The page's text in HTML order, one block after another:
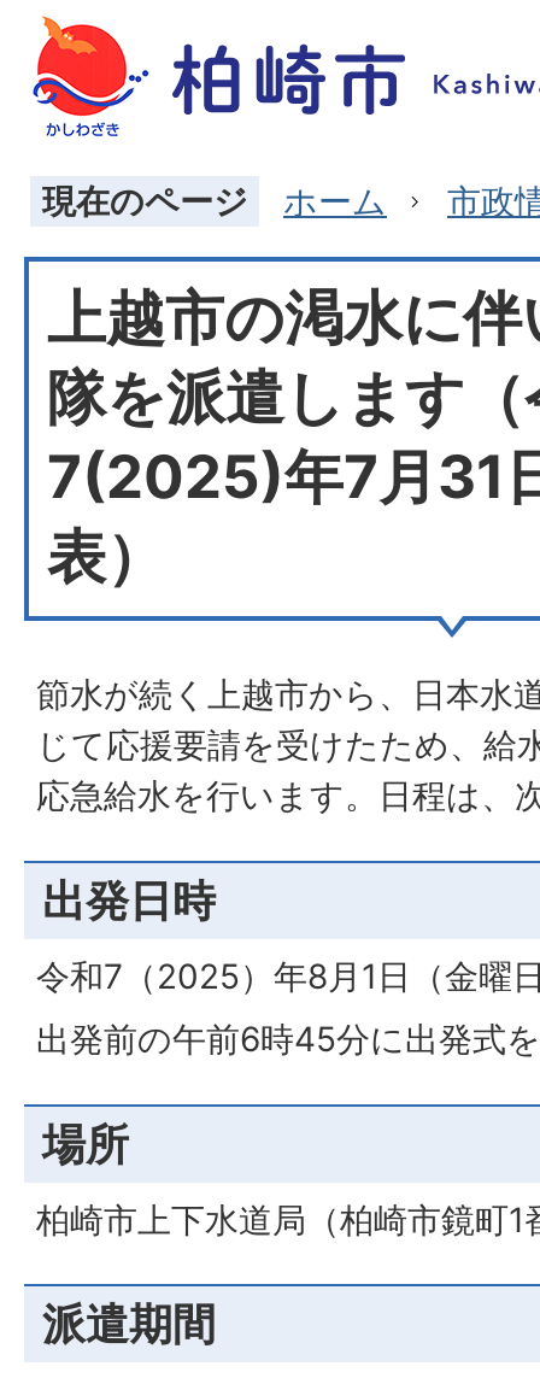
現在のページ ホーム 市政
上越市の渇水に
隊を派遣します
7(2025)年7月31
表）
節水が続く上越市から、日本水
じて応援要請を受けたため、給
応急給水を行います。日程は、
出発日時
令和7（2025）年8月1日（金曜
出発前の午前6時45分に出発式
場所
柏崎市上下水道局（柏崎市鏡町1
派遣期間